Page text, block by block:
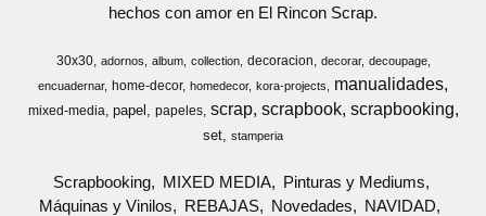
hechos con amor en El Rincon Scrap.
30x30 adornos album collection decoracion decorar
decoupage
encuadernar
home-decor homedecor kora-projects manualidades
mixed-media papel papeles scrap scrapbook scrapbooking
set stamperia
Scrapbooking MIXED MEDIA
Pinturas y Mediums
Máquinas y Vinilos
REBAJAS Novedades
NAVIDAD